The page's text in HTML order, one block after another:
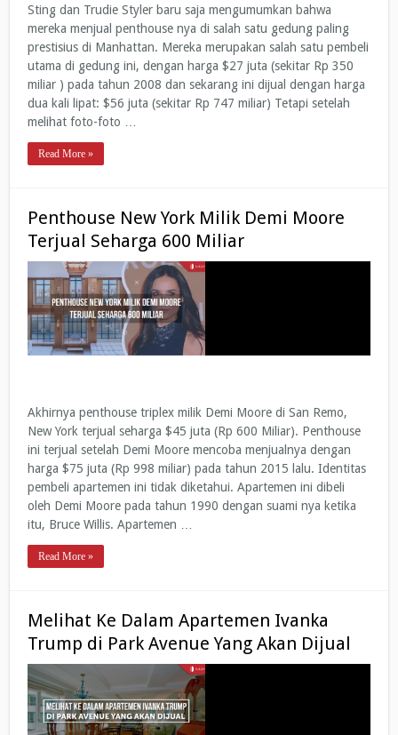
Sting dan Trudie Styler baru saja mengumumkan bahwa
mereka menjual penthouse nya di salah satu gedung paling
prestisius di Manhattan. Mereka merupakan salah satu pembeli
utama di gedung ini, dengan harga $27 juta (sekitar Rp 350
miliar ) pada tahun 2008 dan sekarang ini dijual dengan harga
dua kali lipat: $56 juta (sekitar Rp 747 miliar) Tetapi setelah
melihat foto-foto …
Read More »
Penthouse New York Milik Demi Moore
Terjual Seharga 600 Miliar
Akhirnya penthouse triplex milik Demi Moore di San Remo,
New York terjual seharga $45 juta (Rp 600 Miliar). Penthouse
ini terjual setelah Demi Moore mencoba menjualnya dengan
harga $75 juta (Rp 998 miliar) pada tahun 2015 lalu. Identitas
pembeli apartemen ini tidak diketahui. Apartemen ini dibeli
oleh Demi Moore pada tahun 1990 dengan suami nya ketika
itu, Bruce Willis. Apartemen …
Read More »
Melihat Ke Dalam Apartemen Ivanka
Trump di Park Avenue Yang Akan Dijual